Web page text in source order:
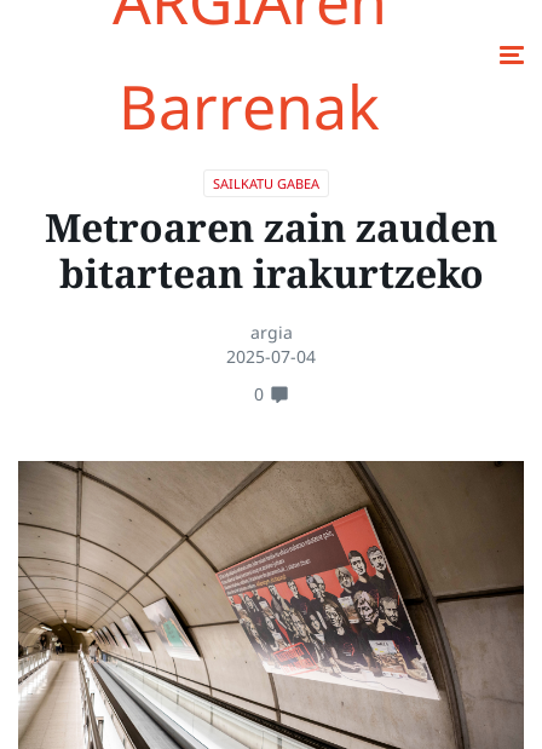
Barrenak
SAILKATU GABEA
Metroaren zain zauden
bitartean irakurtzeko
argia
2025-07-04
0